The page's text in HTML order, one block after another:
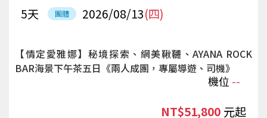
團體 2026/08/13(四)
5天
【情定愛雅娜】秘境探索、網美鞦韆、AYANA ROCK
BAR海景下午茶五日《兩人成團，專屬導遊、司機》
機位 --
NT$51,800 起